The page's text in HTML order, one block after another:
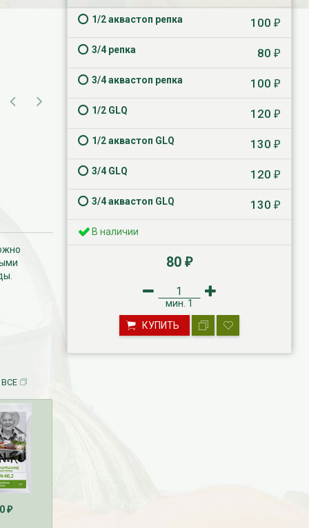
1/2 аквастоп репка 100 ₽
3/4 репка 80 ₽
3/4 аквастоп репка 100 ₽
1/2 GLQ 120 ₽
1/2 аквастоп GLQ 130 ₽
3/4 GLQ 120 ₽
3/4 аквастоп GLQ 130 ₽
В наличии
80 ₽
мин. 1
КУПИТЬ
₽